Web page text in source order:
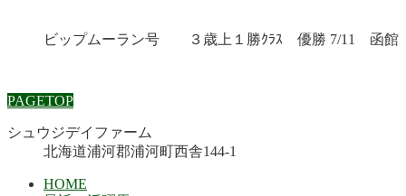
ビップムーラン号 ３歳上１勝ｸﾗｽ 優勝 7/11 函館
PAGETOP
シュウジデイファーム
北海道浦河郡浦河町西舎144-1
HOME